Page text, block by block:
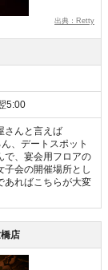
出典：Retty
5:00
さんと言えば
、デートスポット
で、宴会用フロアの
子会の開催場所とし
あればこちらが大変
店